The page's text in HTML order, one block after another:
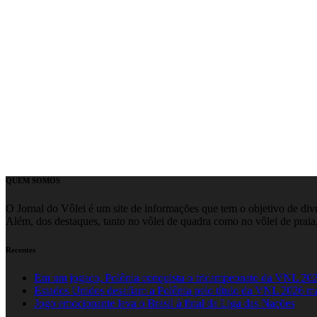
QUEM SOMOS
O Jornal do Vôlei é um site de informações que tem o objetivo de
Além, dos destaques, tanto no vôlei de quadra como no vôlei de
Recentes
Em um jogaço, Polônia conquista o tricampeonato da VNL
Estados Unidos desafiam a Polônia pelo título da VNL 2026
Jogo emocionante leva o Brasil à final da Liga das Nações